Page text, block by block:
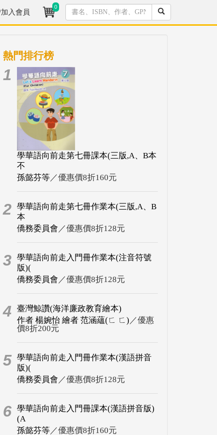
入會員
0
熱門排行榜
1
學華語向前走第七冊課本(三版,A、B本
不
孫懿芬等／優惠價8折160元
2 學華語向前走第七冊作業本(三版,A、B
本
僑務委員會 ／優惠價8折128元
3 學華語向前走入門冊作業本(注音符號
版)(
僑務委員會 ／優惠價8折128元
4
臺灣鯨讚(海洋廉政教育繪本)
作者 楊婉怡 繪者 范涵蘊(ㄈ ㄈ) ／優惠
價8折200元
5 學華語向前走入門冊作業本(漢語拼音
版)(
僑務委員會 ／優惠價8折128元
6 學華語向前走入門冊課本(漢語拼音版)
(A
孫懿芬等／優惠價8折160元